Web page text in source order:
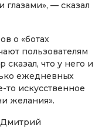
— сказал
о «ботах
пользователям
что у него и
ежедневных
то искусственное
желания».
Дмитрий